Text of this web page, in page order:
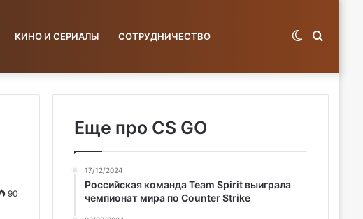
КИНО И СЕРИАЛЫ СОТРУДНИЧЕСТВО Switch
90
Еще про CS GO
17/12/2024
Российская команда Team Spirit выиграла
чемпионат мира по Counter Strike